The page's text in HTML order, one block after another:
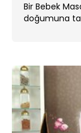
Bir Bebek
doğumuna